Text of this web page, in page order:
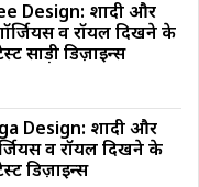
Design: शादी और
व रॉयल दिखने के
साड़ी डिज़ाइन्स
Design: शादी और
व रॉयल दिखने के
डिज़ाइन्स